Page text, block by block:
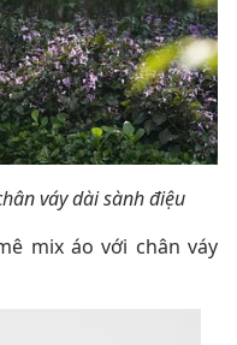
váy dài sành điệu
mix áo với chân váy